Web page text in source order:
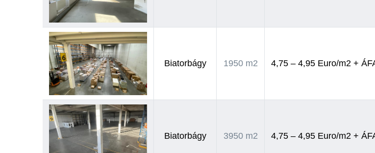
Biatorbágy 1950 m2 4,75 – 4,95 Euro/m2 +
Biatorbágy 3950 m2 4,75 – 4,95 Euro/m2 +